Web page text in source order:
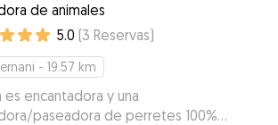
de animales
5.0 (3 Reservas)
- 19.57 km
es encantadora y una
paseadora de perretes 100%